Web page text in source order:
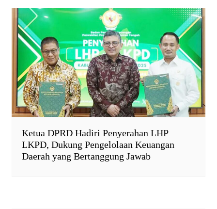
Ketua DPRD Hadiri Penyerahan LHP
LKPD, Dukung Pengelolaan Keuangan
Daerah yang Bertanggung Jawab